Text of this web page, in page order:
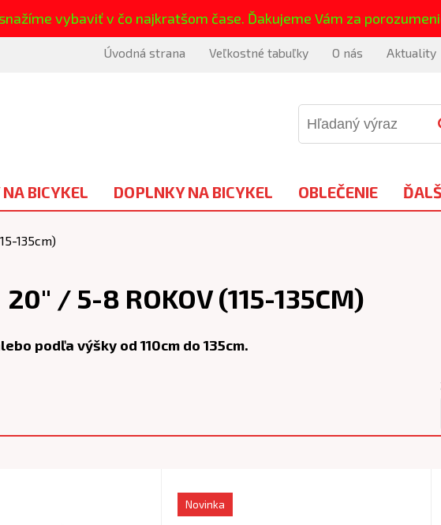
vybaviť v čo najkratšom čase. Ďakujeme Vám za
Úvodná strana Veľkostné tabuľky O nás Aktuality
NA BICYKEL DOPLNKY NA BICYKEL OBLEČENIE
135cm)
20" / 5-8 ROKOV (115-135CM)
podľa výšky od 110cm do 135cm.
Novinka